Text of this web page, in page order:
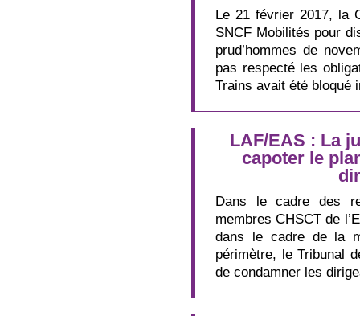
Le 21 février 2017, la
SNCF Mobilités pour
prud’hommes de
pas respecté les
Trains avait été
LAF/EAS : La
capoter le
Dans le cadre des
membres CHSCT de
dans le cadre de la
périmètre, le Tribunal
de condamner les